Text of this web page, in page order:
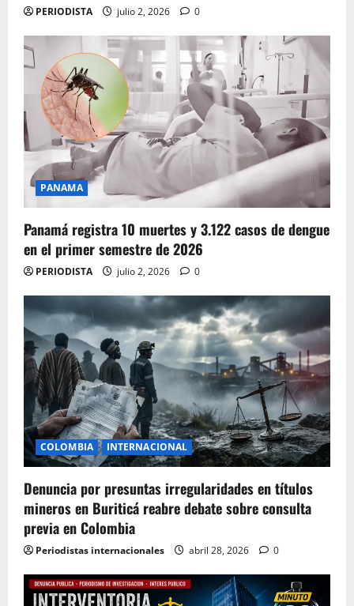
PERIODISTA julio 2, 2026 0
PANAMA
Panamá registra 10 muertes y 3.122 casos de dengue
en el primer semestre de 2026
PERIODISTA julio 2, 2026 0
COLOMBIA INTERNACIONAL
Denuncia por presuntas irregularidades en títulos
mineros en Buriticá reabre debate sobre consulta
previa en Colombia
Periodistas internacionales abril 28, 2026 0